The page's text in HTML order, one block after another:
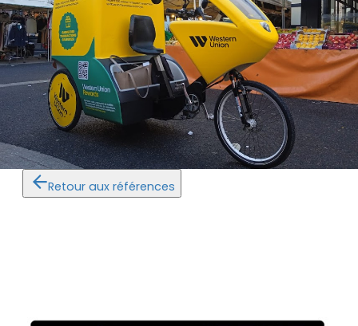
Sur-mesure
Mariages
Blog
FAQ
A propos
Contactez-nous !
Retour aux références